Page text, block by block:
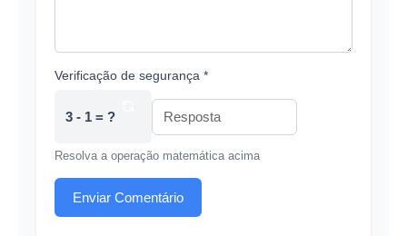
Verificação de segurança *
3 - 1 = ?
Resolva a operação matemática acima
Enviar Comentário